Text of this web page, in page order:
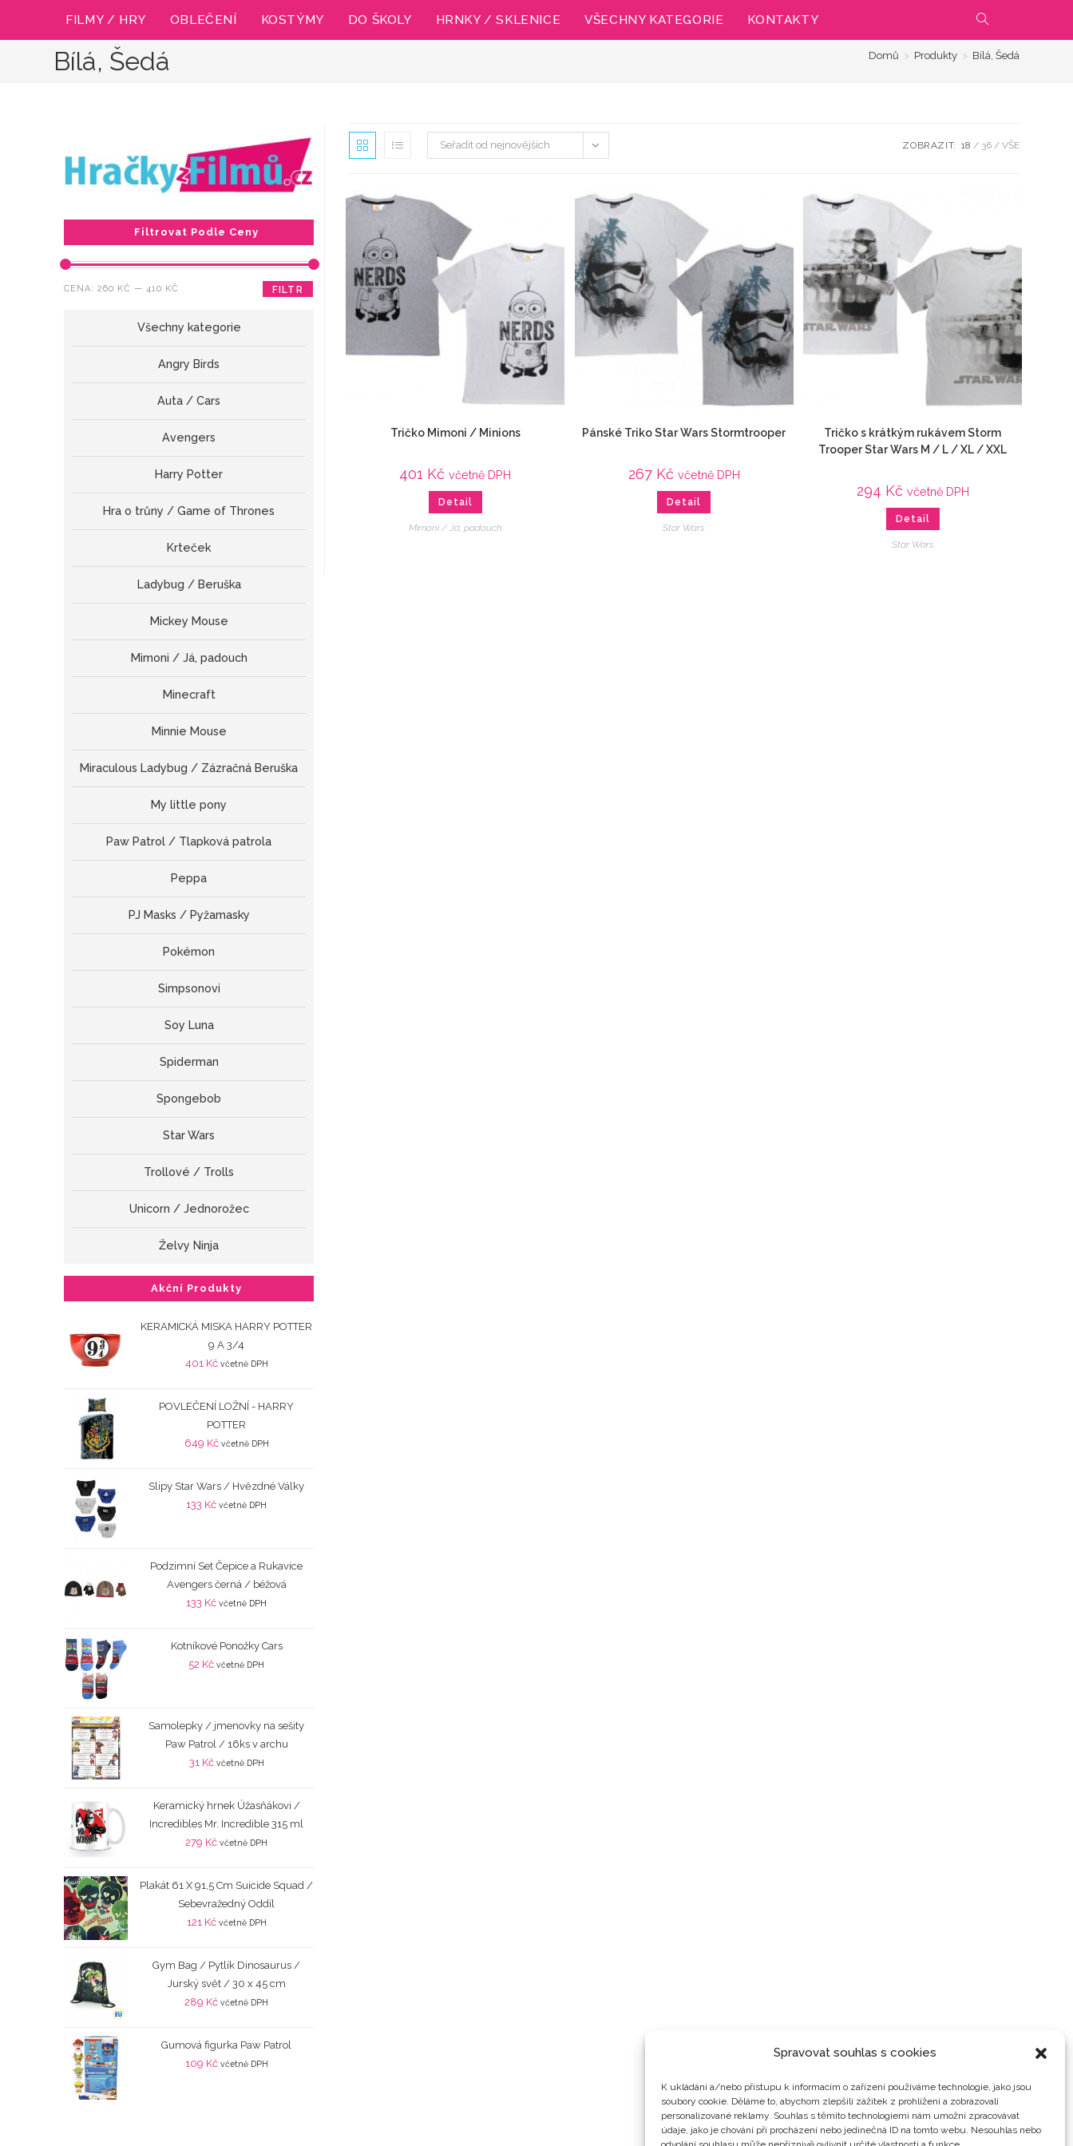
Spravovat souhlas s cookies
K ukládání a/nebo přístupu k informacím o zařízení používáme technologie, jako jsou
soubory cookie. Děláme to, abychom zlepšili zážitek z prohlížení a zobrazovali
personalizované reklamy. Souhlas s těmito technologiemi nám umožní zpracovávat
údaje, jako je chování při procházení nebo jedinečná ID na tomto webu. Nesouhlas nebo
FILMY / HRY OBLEČENÍ KOSTÝMY DO ŠKOLY HRNKY / SKLENICE VŠECHNY KATEGORIE KONTAKTY PŘEPNOUT
VYHLEDÁVÁNÍ
WEBU
Bílá, Šedá Domů > Produkty > Bílá, Šedá
Seřadit od nejnovějších ZOBRAZIT: 18 36 VŠE
Tričko Mimoni / Minions
401 Kč včetně DPH
Detail
Mimoni / Já, padouch
Pánské Triko Star Wars Stormtrooper
267 Kč včetně DPH
Detail
Star Wars
Tričko s krátkým rukávem Storm
Trooper Star Wars M / L / XL / XXL
294 Kč včetně DPH
Detail
Star Wars
Filtrovat Podle Ceny
Minimální
Maximální
FILTR
CENA:260 KČ —410 KČ
Všechny kategorie
Angry Birds
Auta / Cars
Avengers
Harry Potter
Hra o trůny / Game of Thrones
Krteček
Ladybug / Beruška
Mickey Mouse
Mimoni / Já, padouch
Minecraft
Minnie Mouse
Miraculous Ladybug / Zázračná Beruška
My little pony
Paw Patrol / Tlapková patrola
Peppa
PJ Masks / Pyžamasky
Pokémon
Simpsonovi
Soy Luna
Spiderman
Spongebob
Star Wars
Trollové / Trolls
Unicorn / Jednorožec
Želvy Ninja
Akční Produkty
KERAMICKÁ MISKA HARRY POTTER
9 A 3/4
401 Kč včetně DPH
POVLEČENÍ LOŽNÍ - HARRY
POTTER
649 Kč včetně DPH
Slipy Star Wars / Hvězdné Války
133 Kč včetně DPH
Podzimní Set Čepice a Rukavice
Avengers černá / béžová
133 Kč včetně DPH
Kotníkové Ponožky Cars
52 Kč včetně DPH
Samolepky / jmenovky na sešity
Paw Patrol / 16ks v archu
31 Kč včetně DPH
Keramický hrnek Úžasňákovi /
Incredibles Mr. Incredible 315 ml
279 Kč včetně DPH
Plakát 61 X 91,5 Cm Suicide Squad /
Sebevražedný Oddíl
121 Kč včetně DPH
Gym Bag / Pytlík Dinosaurus /
Jurský svět / 30 x 45 cm
289 Kč včetně DPH
Gumová figurka Paw Patrol
109 Kč včetně DPH